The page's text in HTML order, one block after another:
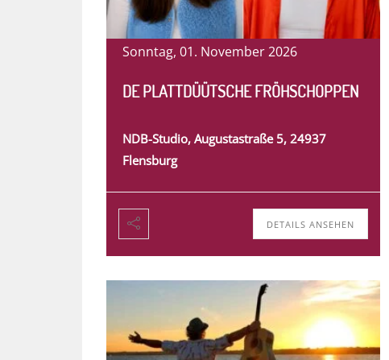
Sonntag, 01. November 2026
DE PLATTDÜÜTSCHE FRÖHSCHOPPEN
NDB-Studio, Augustastraße 5, 24937
Flensburg
DETAILS ANSEHEN